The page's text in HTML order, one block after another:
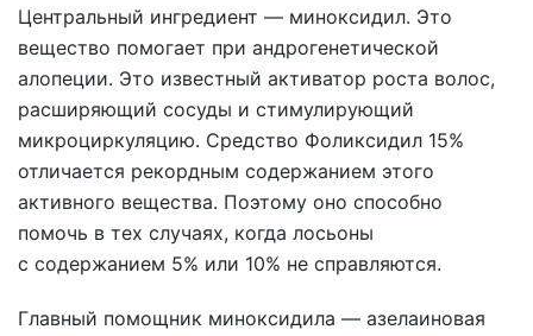
Центральный ингредиент — миноксидил. Это
вещество помогает при андрогенетической
алопеции. Это известный активатор роста волос,
расширяющий сосуды и стимулирующий
микроциркуляцию. Средство Фоликсидил 15%
отличается рекордным содержанием этого
активного вещества. Поэтому оно способно
помочь в тех случаях, когда лосьоны
с содержанием 5% или 10% не справляются.
Главный помощник миноксидила — азелаиновая